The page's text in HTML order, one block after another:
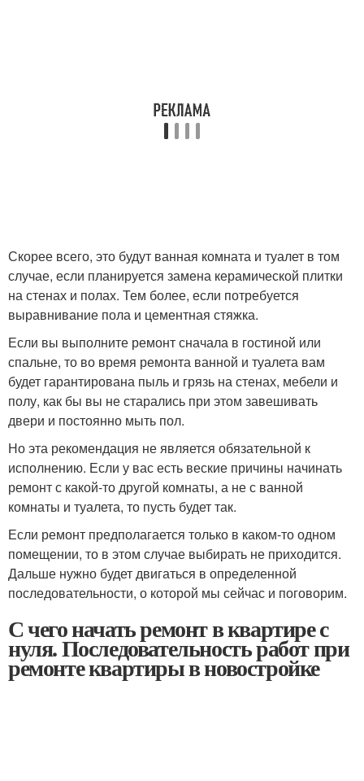
Скорее всего, это будут ванная комната и туалет в том
случае, если планируется замена керамической плитки
на стенах и полах. Тем более, если потребуется
выравнивание пола и цементная стяжка.
Если вы выполните ремонт сначала в гостиной или
спальне, то во время ремонта ванной и туалета вам
будет гарантирована пыль и грязь на стенах, мебели и
полу, как бы вы не старались при этом завешивать
двери и постоянно мыть пол.
Но эта рекомендация не является обязательной к
исполнению. Если у вас есть веские причины начинать
ремонт с какой-то другой комнаты, а не с ванной
комнаты и туалета, то пусть будет так.
Если ремонт предполагается только в каком-то одном
помещении, то в этом случае выбирать не приходится.
Дальше нужно будет двигаться в определенной
последовательности, о которой мы сейчас и поговорим.
С чего начать ремонт в квартире с
нуля. Последовательность работ при
ремонте квартиры в новостройке